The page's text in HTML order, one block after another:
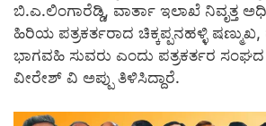
ಬಿ.ಎ.ಲಿಂಗಾರೆಡ್ಡಿ, ವಾರ್ತಾ ಇಲಾಖೆ ನಿವೃತ್ತ
ಹಿರಿಯ ಪತ್ರಕರ್ತರಾದ ಚಿಕ್ಕಪ್ಪನಹಳ್ಳಿ
ಭಾಗವಹಿ ಸುವರು ಎಂದು ಪತ್ರಕರ್ತರ
ವೀರೇಶ್ ವಿ ಅಪ್ಪು ತಿಳಿಸಿದ್ದಾರೆ.